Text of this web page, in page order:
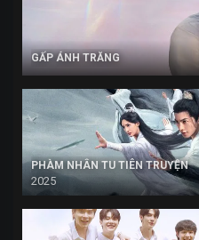
GẤP ÁNH TRĂNG
PHÀM NHÂN TU TIÊN TRUYỆN
2025